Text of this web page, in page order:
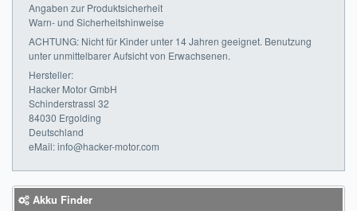
Angaben zur Produktsicherheit
Warn- und Sicherheitshinweise
ACHTUNG: Nicht für Kinder unter 14 Jahren geeignet. Benutzung
unter unmittelbarer Aufsicht von Erwachsenen.
Hersteller:
Hacker Motor GmbH
Schinderstrassl 32
84030 Ergolding
Deutschland
eMail: info@hacker-motor.com
Akku Finder